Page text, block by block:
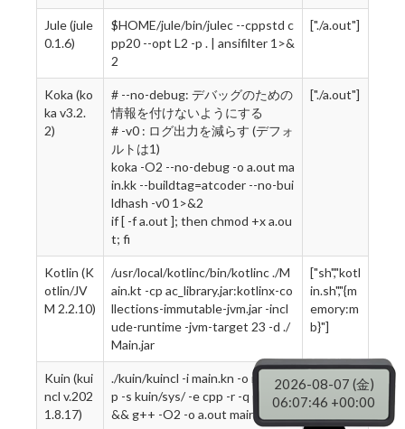
Jule (jule
0.1.6)
$HOME/jule/bin/julec --cppstd c
pp20 --opt L2 -p . | ansifilter 1>&
2
["./a.out"]
Koka (ko
ka v3.2.
2)
# --no-debug: デバッグのための
情報を付けないようにする
# -v0 : ログ出力を減らす (デフォ
ルトは1)
koka -O2 --no-debug -o a.out ma
in.kk --buildtag=atcoder --no-bui
ldhash -v0 1>&2
if [ -f a.out ]; then chmod +x a.ou
t; fi
["./a.out"]
Kotlin (K
otlin/JV
M 2.2.10)
/usr/local/kotlinc/bin/kotlinc ./M
ain.kt -cp ac_library.jar:kotlinx-co
llections-immutable-jvm.jar -incl
ude-runtime -jvm-target 23 -d ./
Main.jar
["sh","kotl
in.sh","{m
emory:m
b}"]
Kuin (kui
ncl v.202
1.8.17)
./kuin/kuincl -i main.kn -o main.cp
p -s kuin/sys/ -e cpp -r -q 1>&2
&& g++ -O2 -o a.out main.cpp
["./a.out"]
2026-08-07 (金)
06:07:47 +00:00